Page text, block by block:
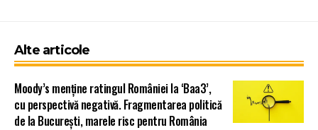
Alte articole
Moody’s menține ratingul României la ‘Baa3’,
cu perspectivă negativă. Fragmentarea politică
de la București, marele risc pentru România